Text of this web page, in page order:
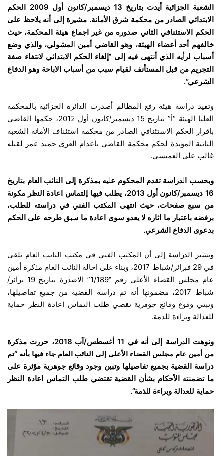
الشعبة الجزائية أيدت بتاريخ 13 ديسمبر/كانون أول 2009 الحكم
الابتدائي الصادر من محكمة شرق الأمانة. مشيرة إلى أنه يلاحظ على
الحكم الاستئنافي الثاني صدوره من غير اجماع هيئة المحكمة، حيث
خالفهم أحد أعضاء الهيئة، وهو القاضي أمين المشولي، والذي وضع
أسباب لرأيه الذي أنتهى فيه إلى “إلغاء الحكم الابتدائي لانتفاء صفة
التجريم من قبل المستأنف لقيام سبب من أسباب الاباحة وهو الدفاع
الشرعي”.
وتفيد دراسة هيئة رفع المظالم أصدرت الدائرة الجزائية بالمحكمة
العليا الهيئة “أ” بتاريخ 15 ديسمبر/كانون أول 2012، حكمها القاضي
باقرار الحكم الاستئنافي الصادر من محكمة استئناف الأمانة الشعبة
الثانية المؤيدة لحكم محكمة القاضي باعدام العزي حميد عمر لقتله
غالب علي العميسي.
وبحسب الدراسة تقدم المحكوم عليه بمذكرة إلى النائب العام بتاريخ
16 ديسمبر/كانون أول 2013، يطلب فيها إلتماس اعادة النظر مكونة
من سبع صفحات، حيث انتهى المكتب الفني في دراسته للطلب،
برفضه باعتبار ما اثاره لا يعدو سوى اعادة ما سبق طرحه على الحكم
بدعوى الدفاع الشرعي.
وتشير الدراسة إلى أن المكتب الفني في مكتب النائب العام تلقى
في 29 فبرائر/شباط 2017، وبناء على احالة النائب العام مذكرة أمين
عام مجلس القضاء الأعلى رقم “1/189” الاصدرة بتاريخ 19 برائر/
شباط 2017، مضمونها أنه تم دراسة القضية من جميع تفاصيلها،
وتبني وقوع وقائع جوهرية تقضي طلب التماس اعادة النظر حماية
للعدالة وبراءة للذمة.
ونوهت الدراسة إلى أنه في 11 أغسطس/آب 2018، حررت مذكرة
من أمين عام مجلس القضاء الأعلى إلى النائب العام جاء فيها بأنه “تم
دراسة القضية بجميع تفاصيلها وتبين وجود وقائع جوهرية مؤثرة على
ما تضمنته الأحكام بشأن القضية تقتضي طلب التماس اعادة النظر
حماية للعدالة وبراءة للذمة”.